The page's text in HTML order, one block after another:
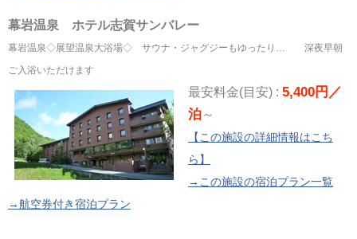
幕岩温泉 ホテル志賀サンバレー
幕岩温泉◇展望温泉大浴場◇ サウナ・ジャグジーもゆったり… 深夜早朝
ご入浴いただけます
最安料金(目安) : 5,400円／
泊～
【この施設の詳細情報はこち
ら】
→この施設の宿泊プラン一覧
→航空券付き宿泊プラン